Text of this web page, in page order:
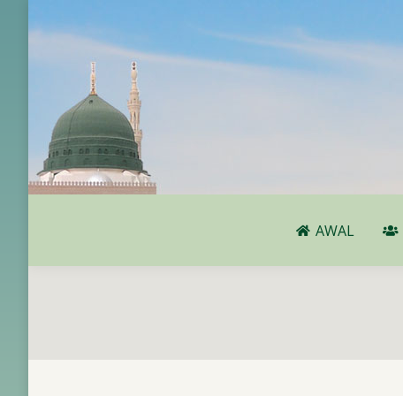
AWAL
AWAL